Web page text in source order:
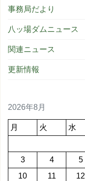
事務局だより
八ッ場ダムニュース
関連ニュース
更新情報
2026年8月
月 火 水
3
4 5
10
11 12